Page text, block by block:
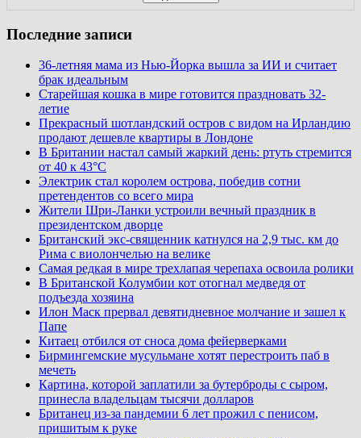
Последние записи
36-летняя мама из Нью-Йорка вышла за ИИ и считает
брак идеальным
Старейшая кошка в мире готовится праздновать 32-
летие
Прекрасный шотландский остров с видом на Ирландию
продают дешевле квартиры в Лондоне
В Британии настал самый жаркий день: ртуть стремится
от 40 к 43°C
Электрик стал королем острова, победив сотни
претендентов со всего мира
Жители Шри-Ланки устроили вечный праздник в
президентском дворце
Британский экс-священник катнулся на 2,9 тыс. км до
Рима с виолончелью на велике
Самая редкая в мире трехлапая черепаха освоила ролики
В Британской Колумбии кот отогнал медведя от
подъезда хозяина
Илон Маск прервал девятидневное молчание и зашел к
Папе
Китаец отбился от сноса дома фейерверками
Бирмингемские мусульмане хотят перестроить паб в
мечеть
Картина, которой заплатили за бутерброды с сыром,
принесла владельцам тысячи долларов
Британец из-за пандемии 6 лет прожил с пенисом,
пришитым к руке